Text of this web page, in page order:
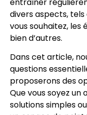
divers aspects,
vous souhaitez, les
bien d’autres.
Dans cet article,
questions
proposerons des
Que vous soyez
solutions simples